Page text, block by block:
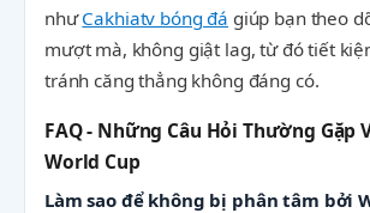
nhưCakhiatv bóng đá giúp bạn theo
mượt mà, không giật lag, từ đó tiết
tránh căng thẳng không đáng có.
FAQ - Những Câu Hỏi Thường Gặp
World Cup
Làm sao để không bị phân tâm bởi